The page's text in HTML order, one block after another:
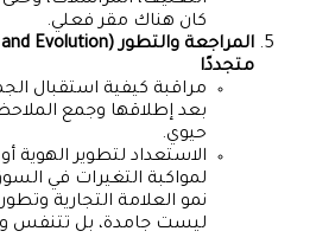
كان هناك مقر فعلي.
متجددًا
مراقبة كيفية استقبال
بعد إطلاقها وجمع
حيوي.
الاستعداد لتطوير الهوية
لمواكبة التغيرات في
نمو العلامة التجارية
ليست جامدة، بل تتنفس